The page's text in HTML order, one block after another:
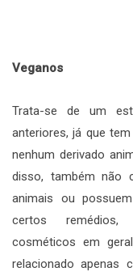
Veganos
Trata-se de um
anteriores, já que
nenhum derivado
disso, também não
animais ou
certos remédios,
cosméticos em
relacionado apenas